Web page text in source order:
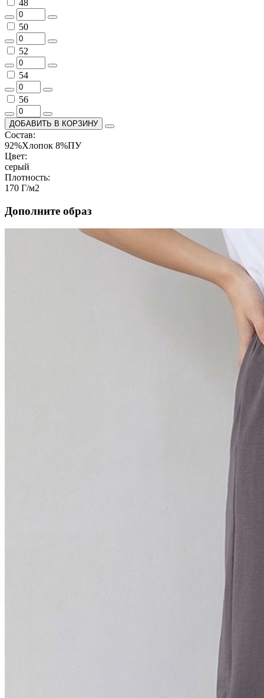
48
50
52
54
56
ДОБАВИТЬ В КОРЗИНУ
Состав:
92%Хлопок 8%ПУ
Цвет:
серый
Плотность:
170 Г/м2
Дополните образ